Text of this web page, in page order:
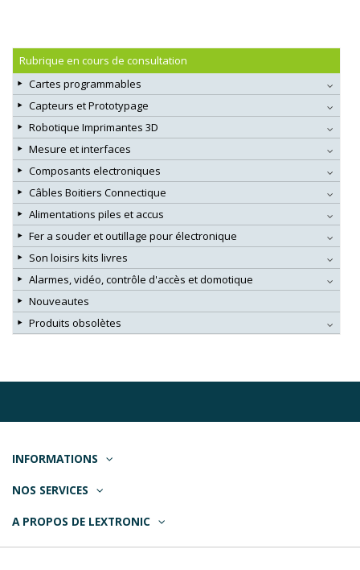
Rubrique en cours de consultation
Cartes programmables
Capteurs et Prototypage
Robotique Imprimantes 3D
Mesure et interfaces
Composants electroniques
Câbles Boitiers Connectique
Alimentations piles et accus
Fer a souder et outillage pour électronique
Son loisirs kits livres
Alarmes, vidéo, contrôle d'accès et domotique
Nouveautes
Produits obsolètes
INFORMATIONS
NOS SERVICES
A PROPOS DE LEXTRONIC